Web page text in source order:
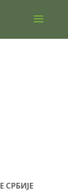
СРБИЈЕ